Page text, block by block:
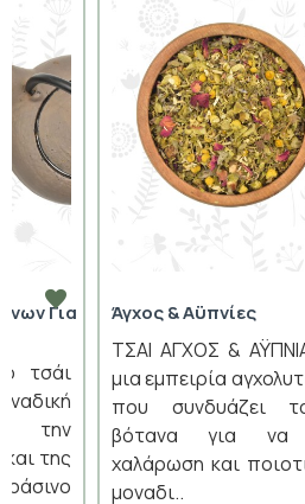
Για
τσάι
την
της
Άγχος & Αϋπνίες
ΤΣΑΙ ΑΓΧΟΣ &
μια εμπειρία
που συνδυάζει
βότανα για να
χαλάρωση και
μοναδι..